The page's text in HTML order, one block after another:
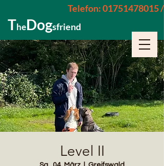
TheDogsfriend
Telefon: 01751478015 /
Level II